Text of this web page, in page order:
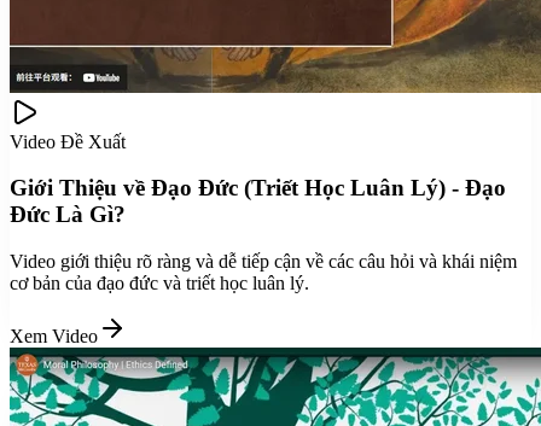
Video Đề Xuất
Giới Thiệu về Đạo Đức (Triết Học Luân Lý) - Đạo
Đức Là Gì?
Video giới thiệu rõ ràng và dễ tiếp cận về các câu hỏi và khái niệm
cơ bản của đạo đức và triết học luân lý.
Xem Video